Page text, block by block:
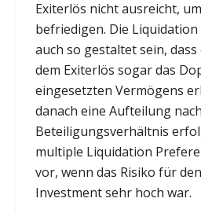
Exiterlös nicht ausreicht,
befriedigen. Die
auch so gestaltet sein,
dem Exiterlös sogar das
eingesetzten Vermögens
danach eine Aufteilung
Beteiligungsverhältnis
multiple Liquidation
vor, wenn das Risiko für
Investment sehr hoch war.